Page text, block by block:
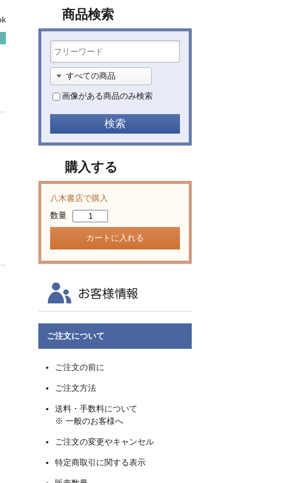
商品検索
画像がある商品のみ検索
購入する
八木書店で購入
数量
ご注文について
ご注文の前に
ご注文方法
送料・手数料について
※ 一般のお客様へ
ご注文の変更やキャンセル
特定商取引に関する表示